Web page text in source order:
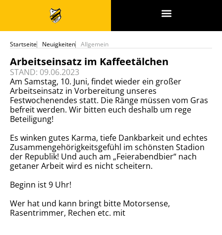
Startseite Neuigkeiten Allgemein
Arbeitseinsatz im Kaffeetälchen
STAND: 09.06.2023
Am Samstag, 10. Juni, findet wieder ein großer
Arbeitseinsatz in Vorbereitung unseres
Festwochenendes statt. Die Ränge müssen vom Gras
befreit werden. Wir bitten euch deshalb um rege
Beteiligung!
Es winken gutes Karma, tiefe Dankbarkeit und echtes
Zusammengehörigkeitsgefühl im schönsten Stadion
der Republik! Und auch am „Feierabendbier“ nach
getaner Arbeit wird es nicht scheitern.
Beginn ist 9 Uhr!
Wer hat und kann bringt bitte Motorsense,
Rasentrimmer, Rechen etc. mit